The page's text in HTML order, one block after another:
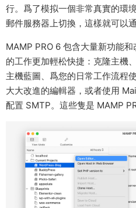
行。爲了模拟一個非常真實的環
郵件服務器上切換，這樣就可以
MAMP PRO 6 包含大量新功能
的工作更加輕松快捷：克隆主機
主機藍圖、爲您的日常工作流程
大大改進的編輯器，或者使用
配置 SMTP。這些隻是 MAMP